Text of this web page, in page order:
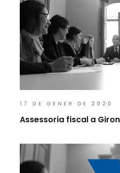
17 DE GENER DE 2020
Assessoria fiscal a